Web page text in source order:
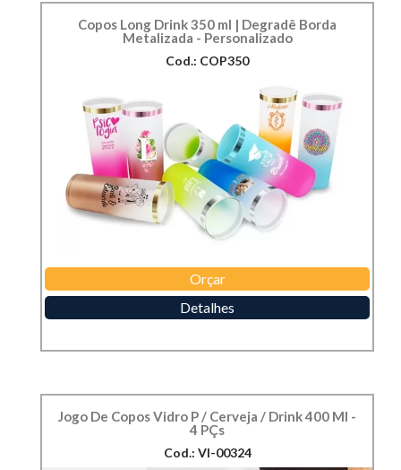
Copos Long Drink 350 ml | Degradê Borda
Metalizada - Personalizado
Cod.: COP350
Orçar
Detalhes
Jogo De Copos Vidro P / Cerveja / Drink 400 Ml -
4 PÇs
Cod.: VI-00324